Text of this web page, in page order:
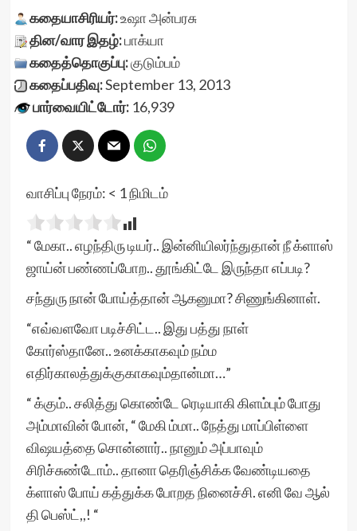
கதையாசிரியர்:உஷா அன்பரசு
தின/வார இதழ்:பாக்யா
கதைத்தொகுப்பு:குடும்பம்
கதைப்பதிவு:September 13, 2013
பார்வையிட்டோர்:16,939
வாசிப்பு நேரம்: < 1நிமிடம்
“ மேகா.. எழந்திரு டியர்.. இன்னியிலர்ந்துதான் நீ க்ளாஸ்
ஜாய்ன் பண்ணப்போற.. தூங்கிட்டே இருந்தா எப்படி?
சந்துரு நான் போய்த்தான் ஆகனுமா? சிணுங்கினாள்.
“எவ்வளவோ படிச்சிட்ட.. இது பத்து நாள்
கோர்ஸ்தானே.. உனக்காகவும் நம்ம
எதிர்காலத்துக்குகாகவும்தான்மா…”
“ க்கும்.. சலித்து கொண்டே ரெடியாகி கிளம்பும் போது
அம்மாவின் போன், “ மேகி ம்மா.. நேத்து மாப்பிள்ளை
விஷயத்தை சொன்னார்.. நானும் அப்பாவும்
சிரிச்சுண்டோம்.. தானா தெரிஞ்சிக்க வேண்டியதை
க்ளாஸ் போய் கத்துக்க போறத நினைச்சி. எனி வே ஆல்
தி பெஸ்ட்,,! “